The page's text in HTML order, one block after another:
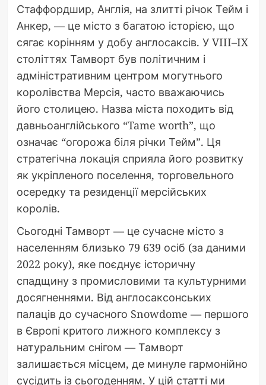
Стаффордшир, Англія, на злитті річок Тейм і
Анкер, — це місто з багатою історією, що
сягає корінням у добу англосаксів. У VIII–IX
століттях Тамворт був політичним і
адміністративним центром могутнього
королівства Мерсія, часто вважаючись
його столицею. Назва міста походить від
давньоанглійського “Tame worth”, що
означає “огорожа біля річки Тейм”. Ця
стратегічна локація сприяла його розвитку
як укріпленого поселення, торговельного
осередку та резиденції мерсійських
королів.
Сьогодні Тамворт — це сучасне місто з
населенням близько 79 639 осіб (за даними
2022 року), яке поєднує історичну
спадщину з промисловими та культурними
досягненнями. Від англосаксонських
палаців до сучасного Snowdome — першого
в Європі критого лижного комплексу з
натуральним снігом — Тамворт
залишається місцем, де минуле гармонійно
сусідить із сьогоденням. У цій статті ми